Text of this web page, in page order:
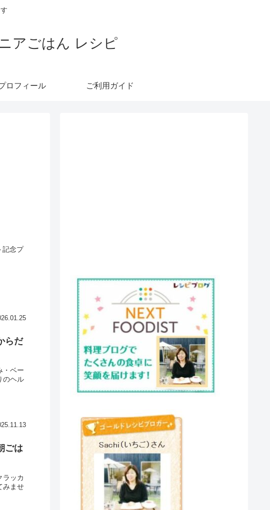
アごはん レシピ
ロフィール ご利用ガイド
記念プ
らだ
・ベー
のヘル
ごは
ラッカ
みませ